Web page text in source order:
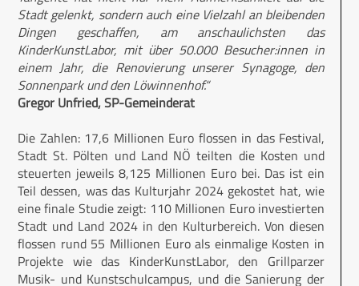
Stadt gelenkt, sondern auch eine Vielzahl an bleibenden
Dingen geschaffen, am anschaulichsten das
KinderKunstLabor, mit über 50.000 Besucher:innen in
einem Jahr, die Renovierung unserer Synagoge, den
Sonnenpark und den Löwinnenhof.“
Gregor Unfried, SP-Gemeinderat
Die Zahlen: 17,6 Millionen Euro flossen in das Festival,
Stadt St. Pölten und Land NÖ teilten die Kosten und
steuerten jeweils 8,125 Millionen Euro bei. Das ist ein
Teil dessen, was das Kulturjahr 2024 gekostet hat, wie
eine finale Studie zeigt: 110 Millionen Euro investierten
Stadt und Land 2024 in den Kulturbereich. Von diesen
flossen rund 55 Millionen Euro als einmalige Kosten in
Projekte wie das KinderKunstLabor, den Grillparzer
Musik- und Kunstschulcampus, und die Sanierung der